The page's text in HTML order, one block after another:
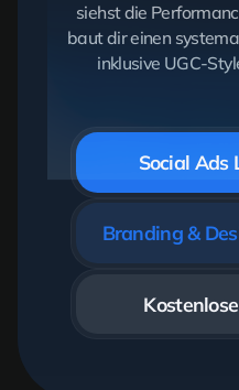
siehst die
baut dir einen
inklusive UGC-
Social Ads
Branding &